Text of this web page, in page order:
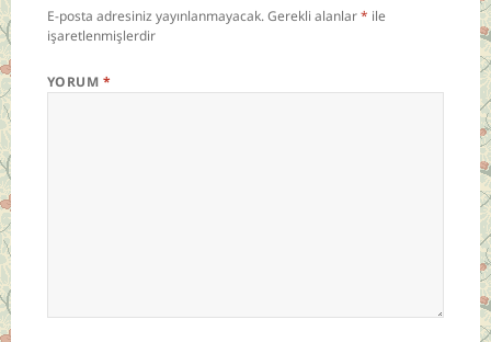
E-posta adresiniz yayınlanmayacak.Gerekli alanlar* ile
işaretlenmişlerdir
YORUM *